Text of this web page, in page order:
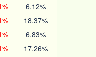
6.12%
18.37%
6.83%
17.26%